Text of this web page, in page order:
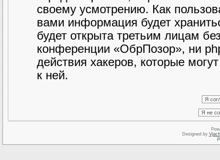
своему усмотрению. Как
вами информация будет
будет открыта третьим лицам
конференции «ОбрПозор», ни
действия хакеров, которые
к ней.
Designed by